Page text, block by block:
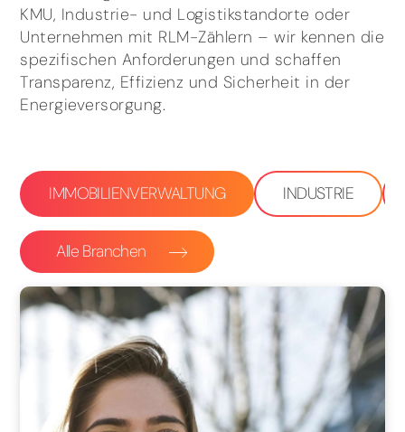
KMU, Industrie- und Logistikstandorte oder
Unternehmen mit RLM-Zählern – wir kennen die
spezifischen Anforderungen und schaffen
Transparenz, Effizienz und Sicherheit in der
Energieversorgung.
IMMOBILIENVERWALTUNG INDUSTRIE
Alle Branchen